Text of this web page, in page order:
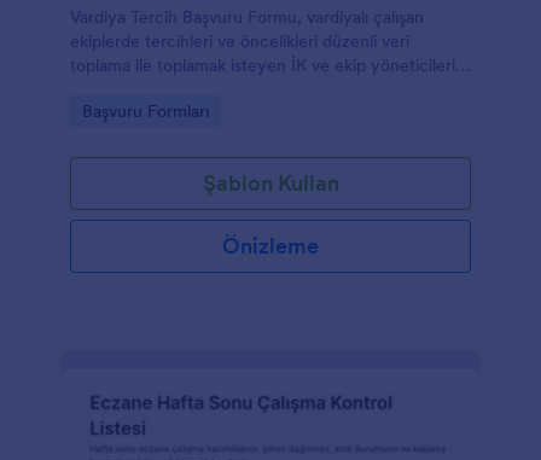
Vardiya Tercih Başvuru Formu, vardiyalı çalışan
ekiplerde tercihleri ve öncelikleri düzenli veri
toplama ile toplamak isteyen İK ve ekip yöneticileri
şablonu sunar.
Go to Category:
Başvuru Formları
Şablon Kullan
Önizleme